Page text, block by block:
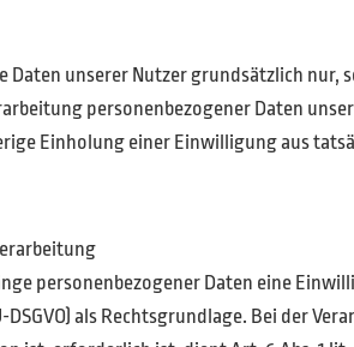
Daten unserer Nutzer grundsätzlich
personenbezogener Daten
Einholung einer Einwilligung aus
personenbezogener Daten eine
als Rechtsgrundlage. Bei der